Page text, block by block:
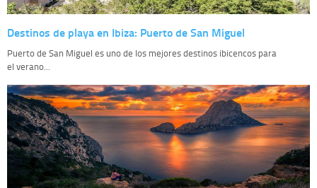
Destinos de playa en Ibiza: Puerto de San Miguel
Puerto de San Miguel es uno de los mejores destinos ibicencos para
el verano...